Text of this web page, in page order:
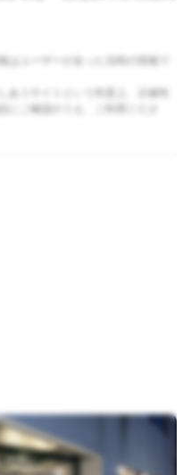
はユーザーが走った当時の情報で
あうサイトという性質上、正確性
にご確認のうえ、ご利用くださ